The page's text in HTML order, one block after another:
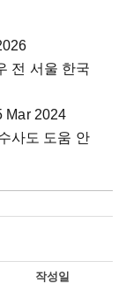
전 서울 한국
Mar 2024
사도 도움 안
작성일